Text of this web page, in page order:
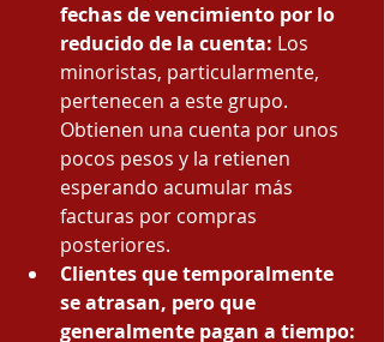
fechas de vencimiento por lo
reducido de la cuenta: Los
minoristas, particularmente,
pertenecen a este grupo.
Obtienen una cuenta por unos
pocos pesos y la retienen
esperando acumular más
facturas por compras
posteriores.
Clientes que temporalmente
se atrasan, pero que
generalmente pagan a tiempo: